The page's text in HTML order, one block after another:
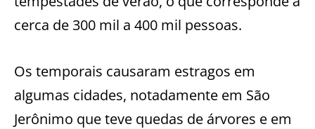
cerca de 300 mil a 400 mil pessoas.
Os temporais causaram estragos em
algumas cidades, notadamente em São
Jerônimo que teve quedas de árvores e em